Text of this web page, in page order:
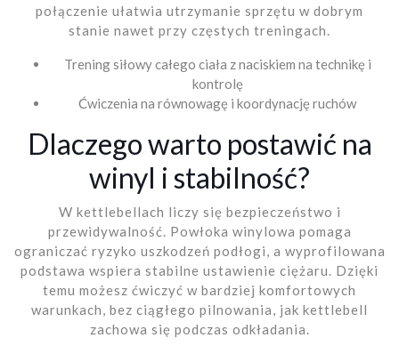
połączenie ułatwia utrzymanie sprzętu w dobrym
stanie nawet przy częstych treningach.
Trening siłowy całego ciała z naciskiem na technikę i
kontrolę
Ćwiczenia na równowagę i koordynację ruchów
Dlaczego warto postawić na
winyl i stabilność?
W kettlebellach liczy się bezpieczeństwo i
przewidywalność. Powłoka winylowa pomaga
ograniczać ryzyko uszkodzeń podłogi, a wyprofilowana
podstawa wspiera stabilne ustawienie ciężaru. Dzięki
temu możesz ćwiczyć w bardziej komfortowych
warunkach, bez ciągłego pilnowania, jak kettlebell
zachowa się podczas odkładania.